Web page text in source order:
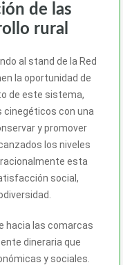
de las
rural
al stand de la Red
la oportunidad de
de este sistema,
cinegéticos con una
y promover
los niveles
esta
social,
hacia las comarcas
dineraria que
y sociales.